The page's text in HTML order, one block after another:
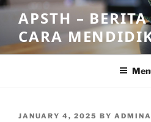
Skip
content
APSTH – BERITA
CARA
POSTED
JANUARY 4, 2025 BY